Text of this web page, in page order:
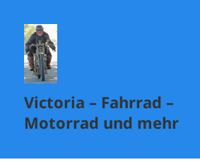
Victoria – Fahrrad –
Motorrad und mehr